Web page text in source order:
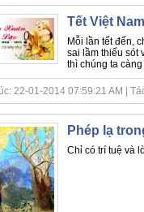
Tết Việt
Mỗi lần tết đến,
sai lầm thiếu sót
thì chúng ta
22-01-2014 07:59:21 AM |
Phép lạ
Chỉ có trí tuệ và